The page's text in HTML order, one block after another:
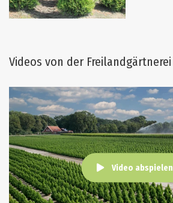
Videos von der Freilandgärtnerei
Video abspielen